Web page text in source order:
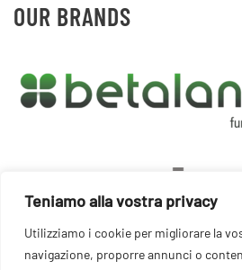
Teniamo alla vostra privacy
Utilizziamo i cookie per migliorare la
navigazione, proporre annunci o
OUR BRANDS